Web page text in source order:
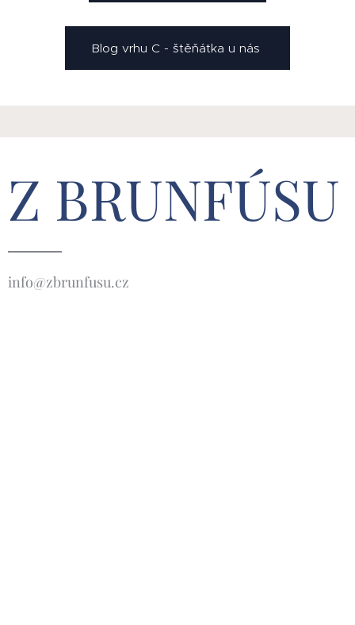
Blog vrhu C - štěňátka u nás
Z BRUNFÚSU
info@zbrunfusu.cz